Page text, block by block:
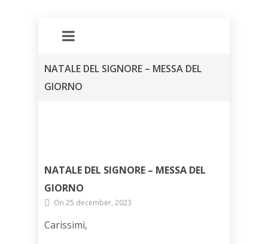
NATALE DEL SIGNORE – MESSA DEL
GIORNO
NATALE DEL SIGNORE – MESSA DEL
GIORNO
On 25 december, 2023
Carissimi,